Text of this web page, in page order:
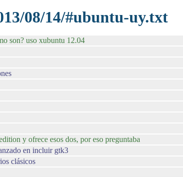
08/14/#ubuntu-uy.txt
son? uso xubuntu 12.04
y ofrece esos dos, por eso preguntaba
en incluir gtk3
clásicos